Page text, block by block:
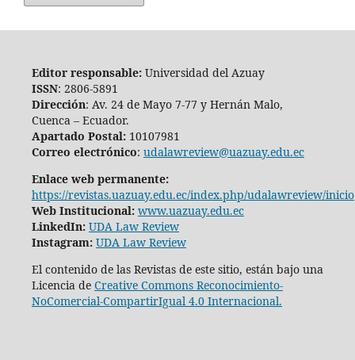
Editor responsable:Universidad del Azuay
ISSN: 2806-5891
Dirección: Av. 24 de Mayo 7-77 y Hernán Malo,
Cuenca – Ecuador.
Apartado Postal:10107981
Correo electrónico: udalawreview@uazuay.edu.ec
Enlace web permanente:
https://revistas.uazuay.edu.ec/index.php/udalawreview/inicio
Web Institucional: www.uazuay.edu.ec
LinkedIn: UDA Law Review
Instagram: UDA Law Review
El contenido de las Revistas de este sitio, están bajo una
Licencia de Creative Commons Reconocimiento-
NoComercial-CompartirIgual 4.0 Internacional.